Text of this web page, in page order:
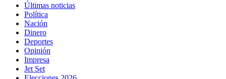
Últimas noticias
Política
Nación
Dinero
Deportes
Opinión
Impresa
Jet Set